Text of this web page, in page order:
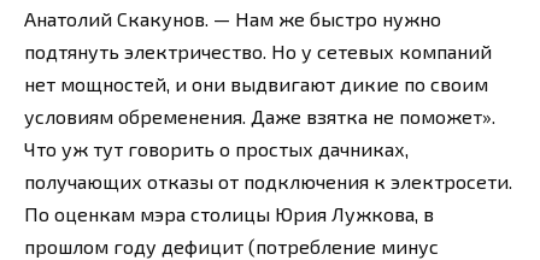
Анатолий Скакунов. — Нам же быстро нужно
подтянуть электричество. Но у сетевых компаний
нет мощностей, и они выдвигают дикие по своим
условиям обременения. Даже взятка не поможет».
Что уж тут говорить о простых дачниках,
получающих отказы от подключения к электросети.
По оценкам мэра столицы Юрия Лужкова, в
прошлом году дефицит (потребление минус